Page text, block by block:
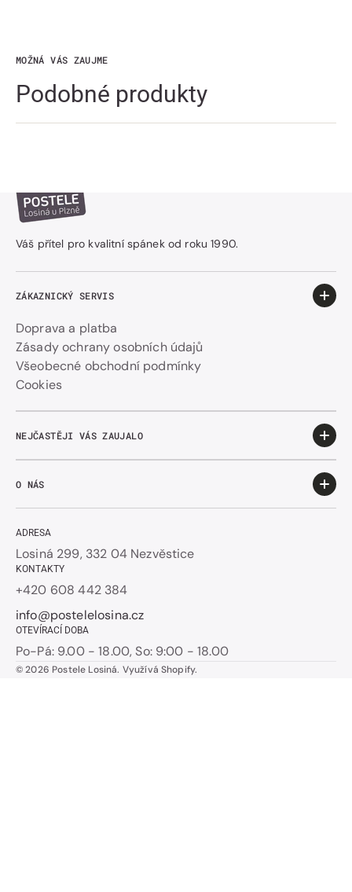
MOŽNÁ VÁS ZAUJME
Podobné produkty
Váš přítel pro kvalitní spánek od roku 1990.
ZÁKAZNICKÝ SERVIS
Doprava a platba
Zásady ochrany osobních údajů
Všeobecné obchodní podmínky
Cookies
NEJČASTĚJI VÁS ZAUJALO
O NÁS
ADRESA
Losiná 299, 332 04 Nezvěstice
KONTAKTY
+420 608 442 384
info@postelelosina.cz
OTEVÍRACÍ DOBA
Po-Pá: 9.00 - 18.00, So: 9:00 - 18.00
© 2026 Postele Losiná. Využívá Shopify.